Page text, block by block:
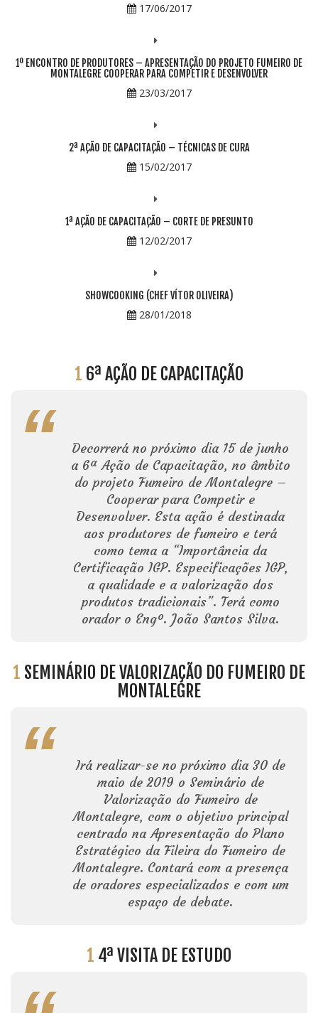
17/06/2017
1º ENCONTRO DE PRODUTORES – APRESENTAÇÃO DO PROJETO FUMEIRO DE
MONTALEGRE COOPERAR PARA COMPETIR E DESENVOLVER
23/03/2017
2ª AÇÃO DE CAPACITAÇÃO – TÉCNICAS DE CURA
15/02/2017
1ª AÇÃO DE CAPACITAÇÃO – CORTE DE PRESUNTO
12/02/2017
SHOWCOOKING (CHEF VÍTOR OLIVEIRA)
28/01/2018
1 6ª AÇÃO DE CAPACITAÇÃO
Decorrerá no próximo dia 15 de junho
a 6ª Ação de Capacitação, no âmbito
do projeto Fumeiro de Montalegre –
Cooperar para Competir e
Desenvolver. Esta ação é destinada
aos produtores de fumeiro e terá
como tema a “Importância da
Certificação IGP. Especificações IGP,
a qualidade e a valorização dos
produtos tradicionais”. Terá como
orador o Engº. João Santos Silva.
1 SEMINÁRIO DE VALORIZAÇÃO DO FUMEIRO DE
MONTALEGRE
Irá realizar-se no próximo dia 30 de
maio de 2019 o Seminário de
Valorização do Fumeiro de
Montalegre, com o objetivo principal
centrado na Apresentação do Plano
Estratégico da Fileira do Fumeiro de
Montalegre. Contará com a presença
de oradores especializados e com um
espaço de debate.
1 4ª VISITA DE ESTUDO